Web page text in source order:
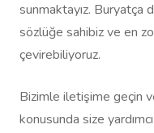
sunmaktayız. Buryatça
sözlüğe sahibiz ve en
çevirebiliyoruz.
Bizimle iletişime geçin
konusunda size